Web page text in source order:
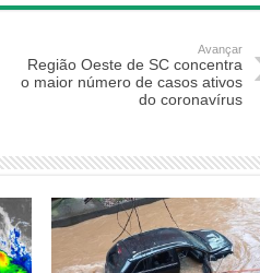
Avançar
Região Oeste de SC concentra
o maior número de casos ativos
do coronavírus